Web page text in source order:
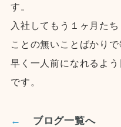
す。
入社してもう１ヶ月た
ことの無いことばかり
早く一人前になれるよ
です。
← ブログ一覧へ